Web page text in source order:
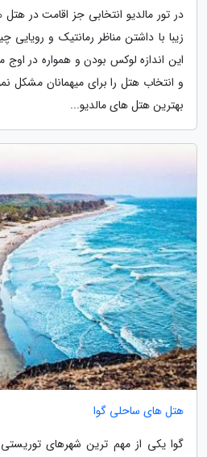
در تور مالدیو انتخابی جز اقامت در
زیبا با داشتن مناظر رمانتیک و رویایی
این اندازه لوکس بودن و همواره در
و انتخاب هتل را برای میهمانان مشکل
بهترین هتل های مالدیو...
هتل های ساحلی گوا
گوا یکی از مهم ترین شهرهای